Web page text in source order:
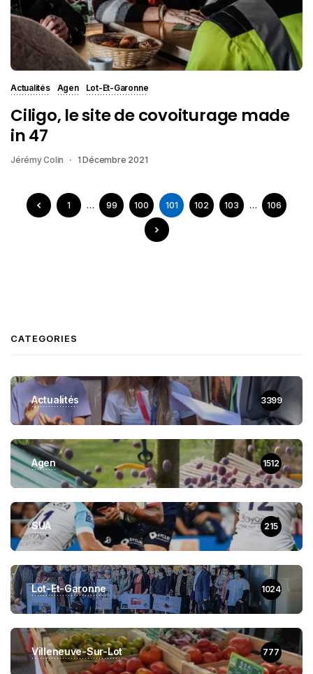
Actualités Agen Lot-Et-Garonne
Ciligo, le site de covoiturage made
in 47
Jérémy Colin 1 Décembre 2021
1 … 99 100 101 102 103 … 106
CATEGORIES
Actualités 3399
Agen 1512
SUA 215
Lot-Et-Garonne 1024
Villeneuve-Sur-Lot 777